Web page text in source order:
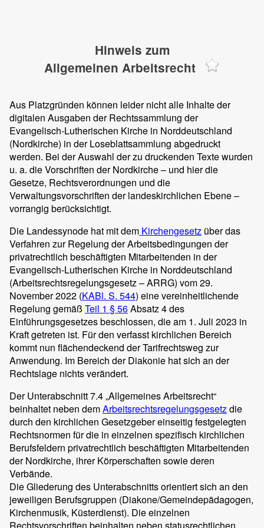
Hinweis zum
Allgemeinen Arbeitsrecht
Aus Platzgründen können leider nicht alle Inhalte der
digitalen Ausgaben der Rechtssammlung der
Evangelisch-Lutherischen Kirche in Norddeutschland
(Nordkirche) in der Loseblattsammlung abgedruckt
werden. Bei der Auswahl der zu druckenden Texte wurden
u. a. die Vorschriften der Nordkirche – und hier die
Gesetze, Rechtsverordnungen und die
Verwaltungsvorschriften der landeskirchlichen Ebene –
vorrangig berücksichtigt.
Die Landessynode hat mit dem Kirchengesetz über das
Verfahren zur Regelung der Arbeitsbedingungen der
privatrechtlich beschäftigten Mitarbeitenden in der
Evangelisch-Lutherischen Kirche in Norddeutschland
(Arbeitsrechtsregelungsgesetz – ARRG) vom 29.
November 2022 (KABl. S. 544) eine vereinheitlichende
Regelung gemäß Teil 1 § 56Absatz 4 des
Einführungsgesetzes beschlossen, die am 1. Juli 2023 in
Kraft getreten ist. Für den verfasst kirchlichen Bereich
kommt nun flächendeckend der Tarifrechtsweg zur
Anwendung. Im Bereich der Diakonie hat sich an der
Rechtslage nichts verändert.
Der Unterabschnitt 7.4 „Allgemeines Arbeitsrecht“
beinhaltet neben demArbeitsrechtsregelungsgesetzdie
durch den kirchlichen Gesetzgeber einseitig festgelegten
Rechtsnormen für die in einzelnen spezifisch kirchlichen
Berufsfeldern privatrechtlich beschäftigten Mitarbeitenden
der Nordkirche, ihrer Körperschaften sowie deren
Verbände.
Die Gliederung des Unterabschnitts orientiert sich an den
jeweiligen Berufsgruppen (Diakone/Gemeindepädagogen,
Kirchenmusik, Küsterdienst). Die einzelnen